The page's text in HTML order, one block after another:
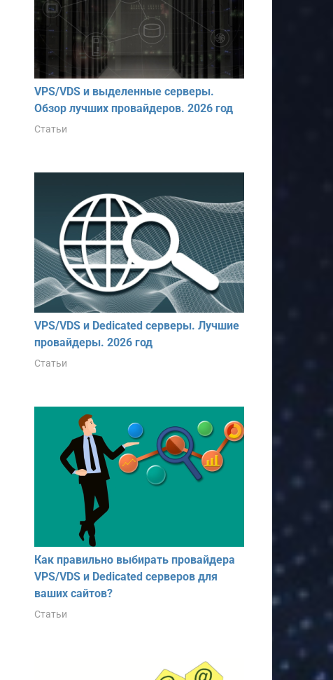
VPS/VDS и выделенные серверы.
Обзор лучших провайдеров. 2026 год
Статьи
VPS/VDS и Dedicated серверы. Лучшие
провайдеры. 2026 год
Статьи
Как правильно выбирать провайдера
VPS/VDS и Dedicated серверов для
ваших сайтов?
Статьи